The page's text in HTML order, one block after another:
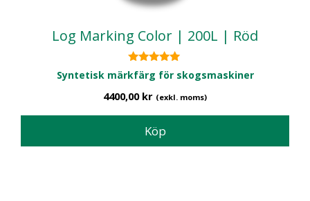
Log Marking Color | 200L | Röd
5.00
av 5
Syntetisk märkfärg för skogsmaskiner
4400,00 kr (exkl. moms)
Köp